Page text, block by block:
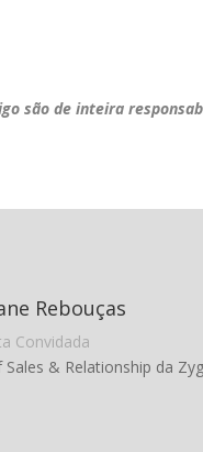
são de inteira
Rebouças
Convidada
Sales & Relationship da